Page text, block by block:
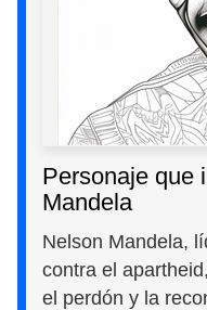
Personaje que
Mandela
Nelson Mandela,
contra el
el perdón y la